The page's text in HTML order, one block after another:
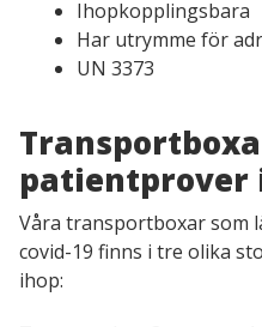
Tjänst för skärande,
Tillbehör Sjukvårdens
INFORMATION
Målgrupper som
Ihopkopplingsbara
Har utrymme för
UN 3373
Våra transportboxar som
covid-19 finns i tre olika
ihop: